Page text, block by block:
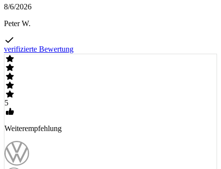
8/6/2026
Peter W.
verifizierte Bewertung
5
Weiterempfehlung